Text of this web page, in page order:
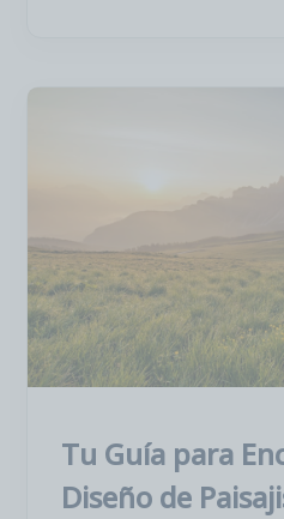
Tu Guía para
Diseño de